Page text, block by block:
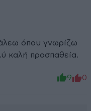
όπου γνωρίζω
καλή προσπαθεία.
9 0